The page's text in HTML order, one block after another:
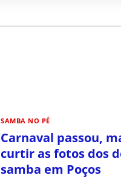
SAMBA NO PÉ
Carnaval passou,
curtir as fotos dos
samba em Poços